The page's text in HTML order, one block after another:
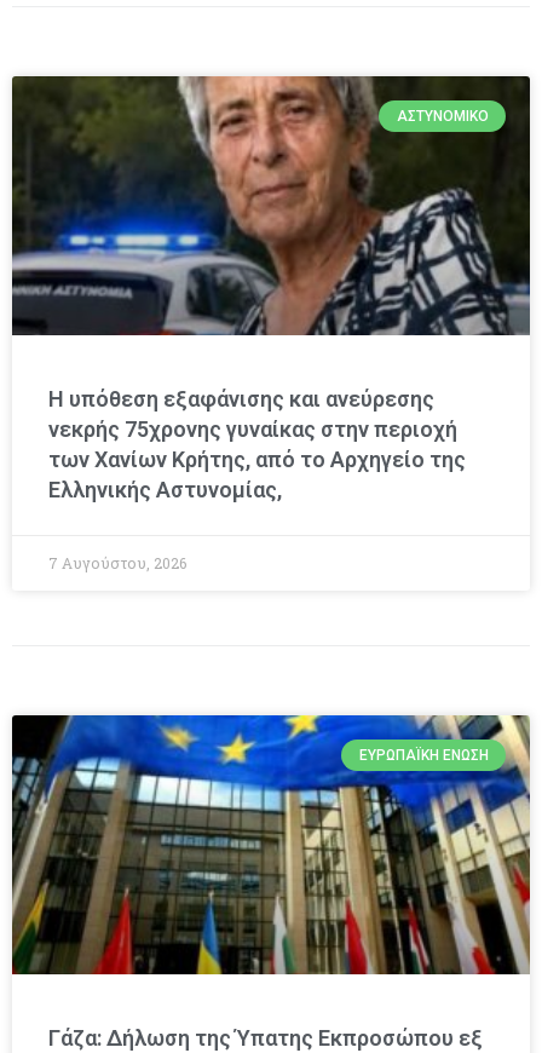
ΑΣΤΥΝΟΜΙΚΌ
Η υπόθεση εξαφάνισης και ανεύρεσης
νεκρής 75χρονης γυναίκας στην περιοχή
των Χανίων Κρήτης, από το Αρχηγείο της
Ελληνικής Αστυνομίας,
7 Αυγούστου, 2026
ΕΥΡΩΠΑΪΚΉ ΈΝΩΣΗ
Γάζα: Δήλωση της Ύπατης Εκπροσώπου εξ